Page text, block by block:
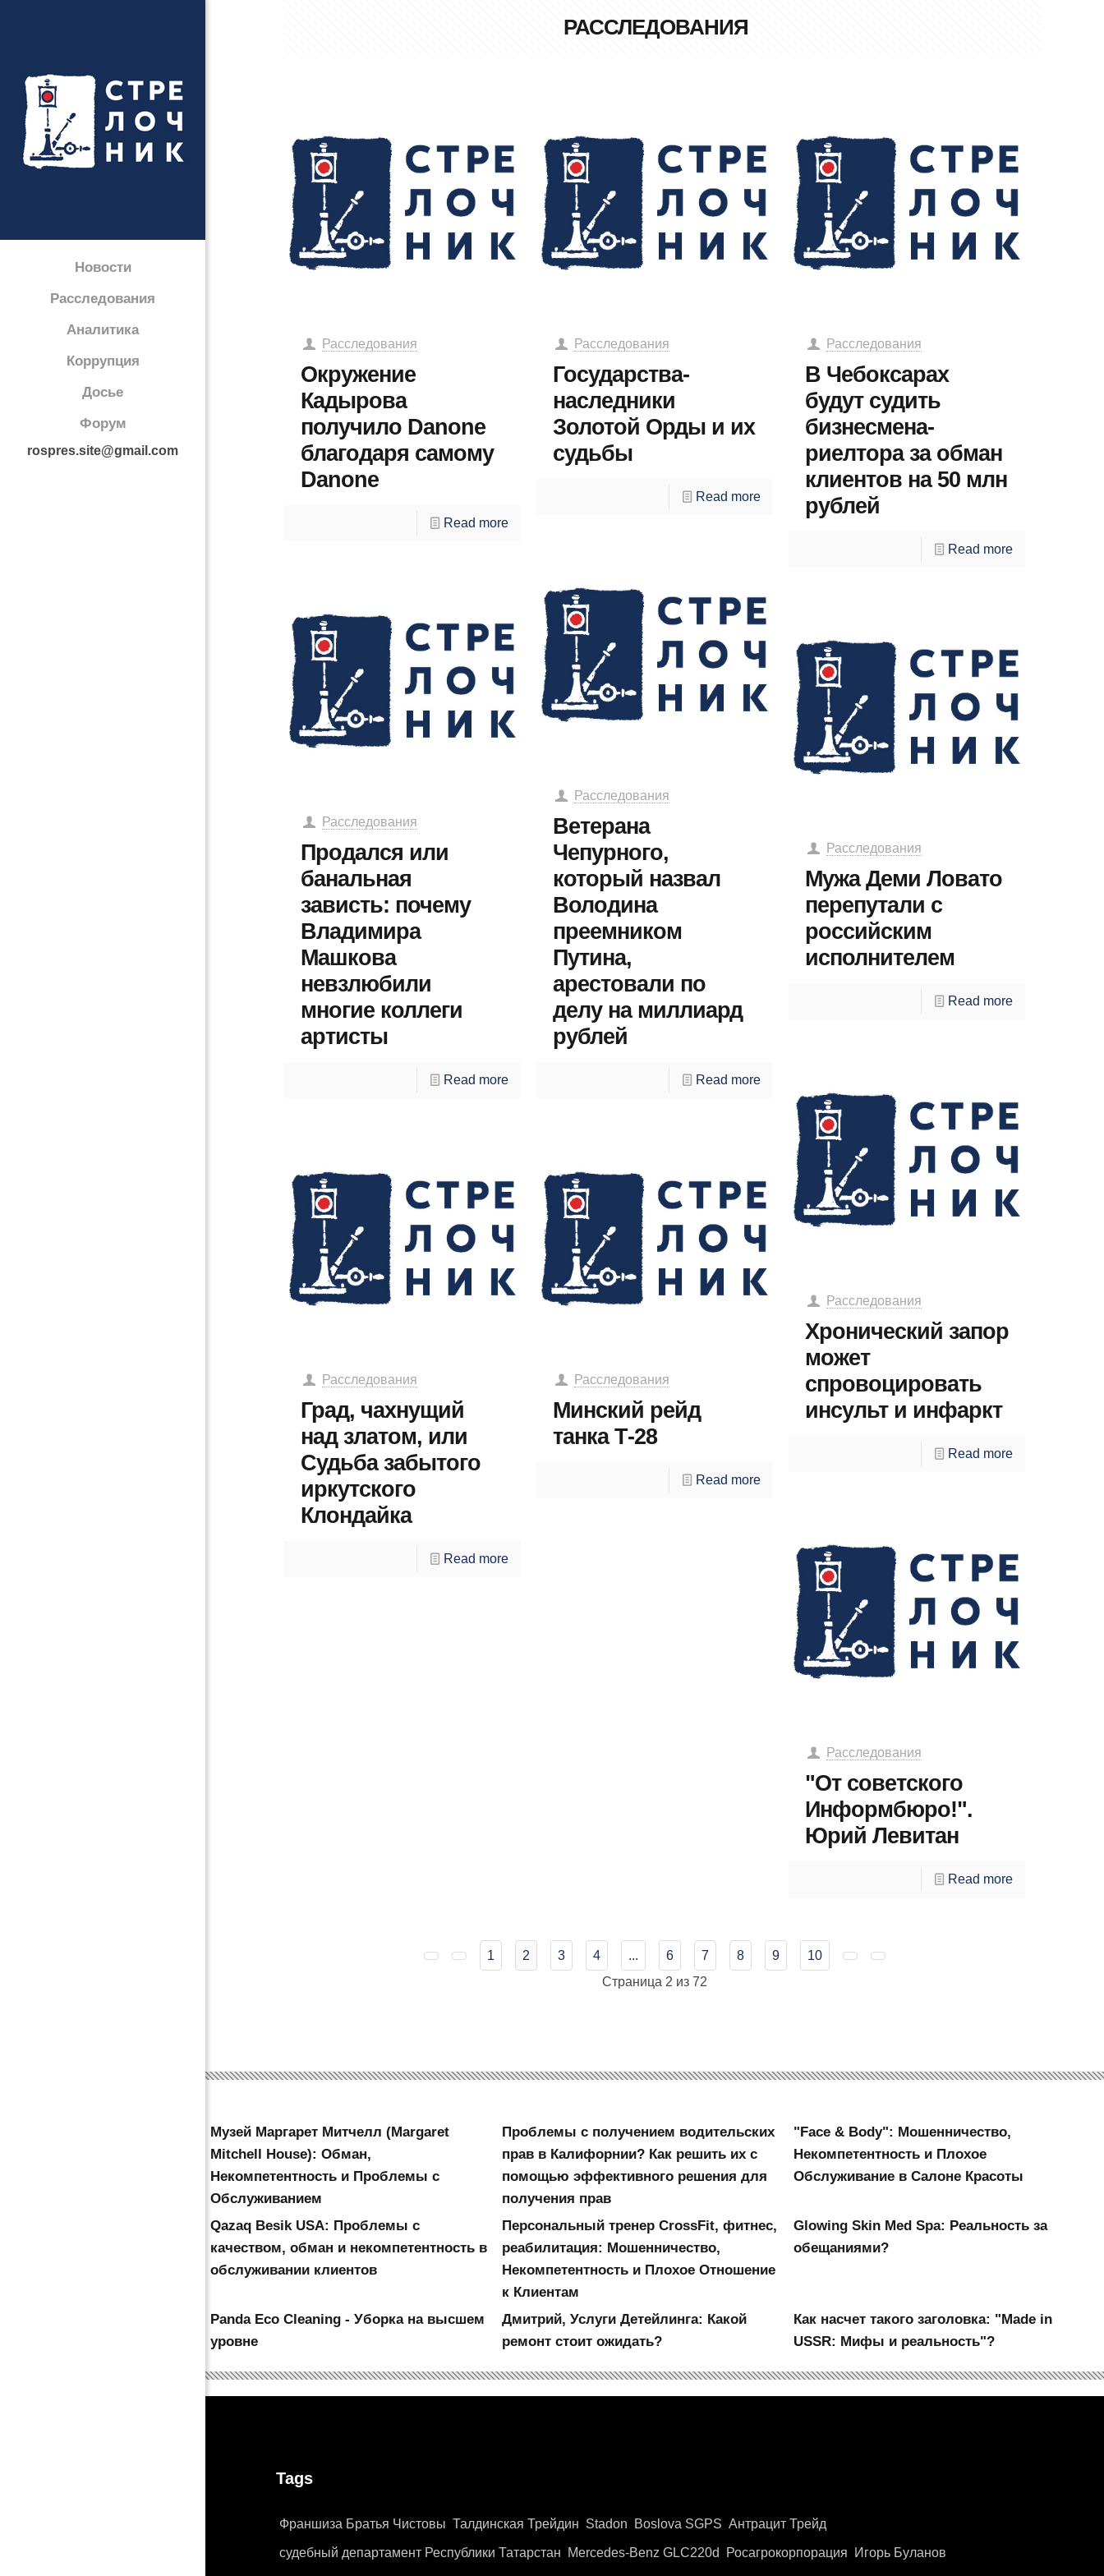
Новости
Расследования
Аналитика
Коррупция
Досье
Форум
rospres.site@gmail.com
РАССЛЕДОВАНИЯ
Расследования
Окружение
Кадырова
получило Danone
благодаря самому
Danone
Read more
Расследования
Государства-
наследники
Золотой Орды и их
судьбы
Read more
Расследования
В Чебоксарах
будут судить
бизнесмена-
риелтора за обман
клиентов на 50 млн
рублей
Read more
Расследования
Ветерана
Чепурного,
который назвал
Володина
преемником
Путина,
арестовали по
делу на миллиард
рублей
Read more
Расследования
Продался или
банальная
зависть: почему
Владимира
Машкова
невзлюбили
многие коллеги
артисты
Read more
Расследования
Мужа Деми Ловато
перепутали с
российским
исполнителем
Read more
Расследования
Хронический запор
может
спровоцировать
инсульт и инфаркт
Read more
Расследования
Град, чахнущий
над златом, или
Судьба забытого
иркутского
Клондайка
Read more
Расследования
Минский рейд
танка Т-28
Read more
Расследования
"От советского
Информбюро!".
Юрий Левитан
Read more
1 2 3 4 ... 6 7 8 9
10
Страница 2 из 72
Музей Маргарет Митчелл (Margaret
Mitchell House): Обман,
Некомпетентность и Проблемы с
Обслуживанием
Проблемы с получением водительских
прав в Калифорнии? Как решить их с
помощью эффективного решения для
получения прав
"Face & Body": Мошенничество,
Некомпетентность и Плохое
Обслуживание в Салоне Красоты
Qazaq Besik USA: Проблемы с
качеством, обман и некомпетентность в
обслуживании клиентов
Персональный тренер CrossFit, фитнес,
реабилитация: Мошенничество,
Некомпетентность и Плохое Отношение
к Клиентам
Glowing Skin Med Spa: Реальность за
обещаниями?
Panda Eco Cleaning - Уборка на высшем
уровне
Дмитрий, Услуги Детейлинга: Какой
ремонт стоит ожидать?
Как насчет такого заголовка: "Made in
USSR: Мифы и реальность"?
Tags
Франшиза Братья Чистовы Талдинская Трейдин Stadon Boslova SGPS Антрацит Трейд
судебный департамент Республики Татарстан Mercedes-Benz GLC220d Росагрокорпорация Игорь Буланов